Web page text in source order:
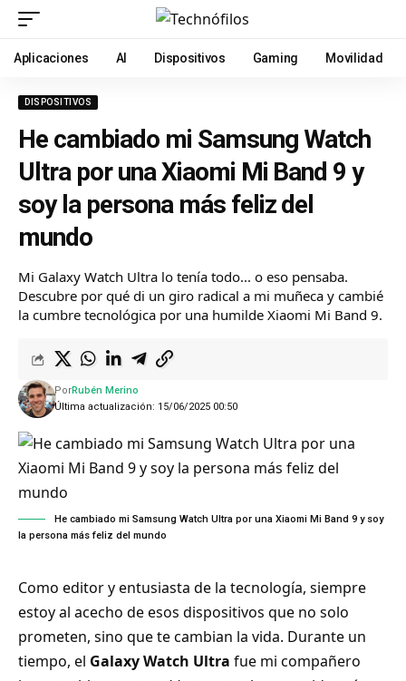
Aplicaciones AI Dispositivos Gaming Movilidad
DISPOSITIVOS
He cambiado mi Samsung Watch
Ultra por una Xiaomi Mi Band 9 y
soy la persona más feliz del
mundo
Mi Galaxy Watch Ultra lo tenía todo... o eso pensaba.
Descubre por qué di un giro radical a mi muñeca y cambié
la cumbre tecnológica por una humilde Xiaomi Mi Band 9.
Última actualización: 15/06/2025 00:50
PorRubén Merino
He cambiado mi Samsung Watch Ultra por una Xiaomi Mi Band 9 y soy
la persona más feliz del mundo
Como editor y entusiasta de la tecnología, siempre
estoy al acecho de esos dispositivos que no solo
prometen, sino que te cambian la vida. Durante un
tiempo, el Galaxy Watch Ultra fue mi compañero